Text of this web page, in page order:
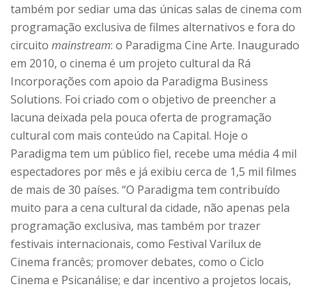
também por sediar uma das únicas salas de cinema com
programação exclusiva de filmes alternativos e fora do
circuito mainstream: o Paradigma Cine Arte. Inaugurado
em 2010, o cinema é um projeto cultural da Rá
Incorporações com apoio da Paradigma Business
Solutions. Foi criado com o objetivo de preencher a
lacuna deixada pela pouca oferta de programação
cultural com mais conteúdo na Capital. Hoje o
Paradigma tem um público fiel, recebe uma média 4 mil
espectadores por mês e já exibiu cerca de 1,5 mil filmes
de mais de 30 países. “O Paradigma tem contribuído
muito para a cena cultural da cidade, não apenas pela
programação exclusiva, mas também por trazer
festivais internacionais, como Festival Varilux de
Cinema francês; promover debates, como o Ciclo
Cinema e Psicanálise; e dar incentivo a projetos locais,